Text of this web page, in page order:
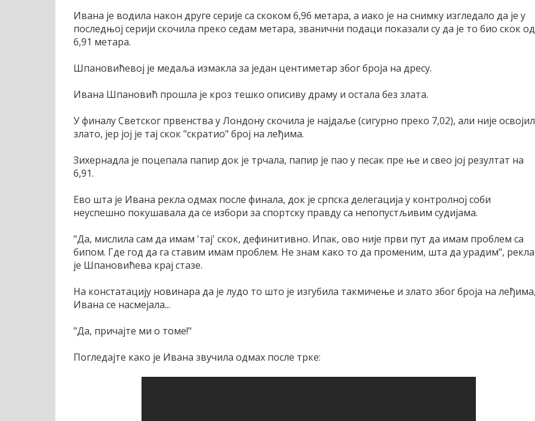
Ивана је водила након друге серије са скоком 6,96 метара, а иако је на снимку изгледало да је у
последњој серији скочила преко седам метара, званични подаци показали су да је то био скок од
6,91 метара.
Шпановићевој је медаља измакла за један центиметар због броја на дресу.
Ивана Шпановић прошла је кроз тешко описиву драму и остала без злата.
У финалу Светског првенства у Лондону скочила је најдаље (сигурно преко 7,02), али није
злато, јер јој је тај скок "скратио" број на леђима.
Зихернадла је поцепала папир док је трчала, папир је пао у песак пре ње и свео јој резултат на
6,91.
Ево шта је Ивана рекла одмах после финала, док је српска делегација у контролној соби
неуспешно покушавала да се избори за спортску правду са непопустљивим судијама.
"Да, мислила сам да имам 'тај' скок, дефинитивно. Ипак, ово није први пут да имам проблем са
бипом. Где год да га ставим имам проблем. Не знам како то да променим, шта да урадим", рекла
је Шпановићева крај стазе.
На констатацију новинара да је лудо то што је изгубила такмичење и злато због броја на
Ивана се насмејала...
"Да, причајте ми о томе!"
Погледајте како је Ивана звучила одмах после трке: